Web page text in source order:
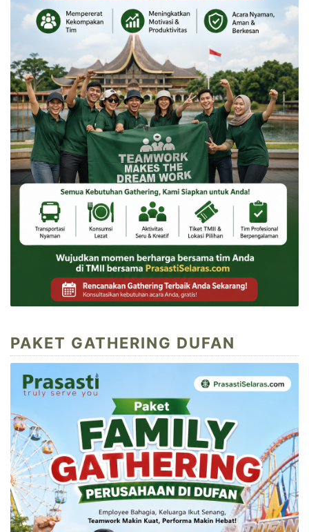
PAKET GATHERING DUFAN